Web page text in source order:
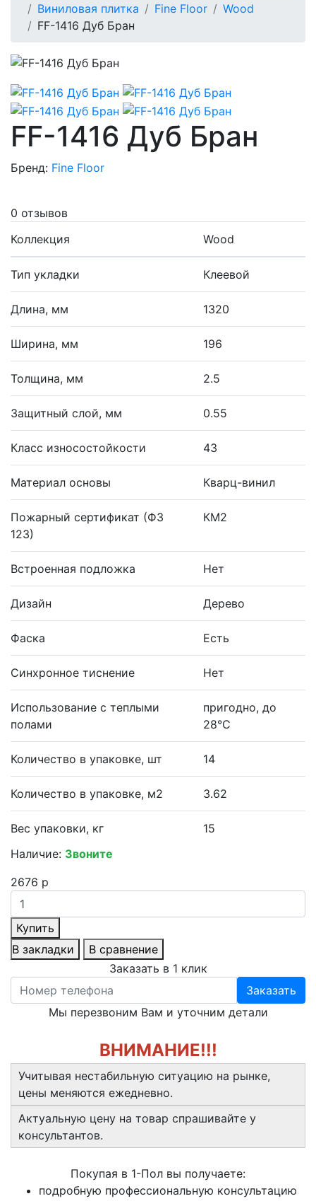
Виниловая плитка Fine Floor
Wood
FF-1416 Дуб Бран
FF-1416 Дуб Бран
Бренд: Fine Floor
0 отзывов
Коллекция
Wood
Тип укладки Клеевой
Длина, мм 1320
Ширина, мм 196
Толщина, мм 2.5
Защитный слой, мм 0.55
Класс износостойкости 43
Материал основы Кварц-винил
Пожарный сертификат (ФЗ
123)
КМ2
Встроенная подложка Нет
Дизайн Дерево
Фаска Есть
Синхронное тиснение Нет
Использование с теплыми
полами
пригодно, до
28°С
Количество в упаковке, шт 14
Количество в упаковке, м2 3.62
Вес упаковки, кг
15
Наличие: Звоните
2676 р
Купить
В закладки
В сравнение
Заказать в 1 клик
Заказать
Мы перезвоним Вам и уточним детали
ВНИМАНИЕ!!!
Учитывая нестабильную ситуацию на рынке,
цены меняются ежедневно.
Актуальную цену на товар спрашивайте у
консультантов.
Покупая в 1-Пол вы получаете:
подробную профессиональную консультацию